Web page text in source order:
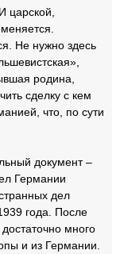
царской,
Не нужно здесь
родина,
сделку с кем
что, по сути
документ –
Германии
дел
года. После
много
и из Германии.